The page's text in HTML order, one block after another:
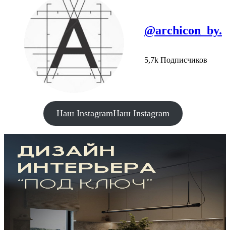
@archicon_by.
5,7k Подписчиков
Наш InstagramНаш Instagram